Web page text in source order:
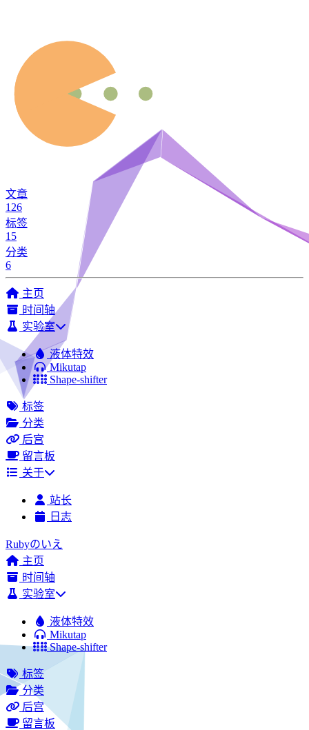
文章
126
标签
15
分类
6
主页
时间轴
实验室
液体特效
Mikutap
Shape-shifter
标签
分类
后宫
留言板
关于
站长
日志
Rubyのいえ
主页
时间轴
实验室
液体特效
Mikutap
Shape-shifter
标签
分类
后宫
留言板